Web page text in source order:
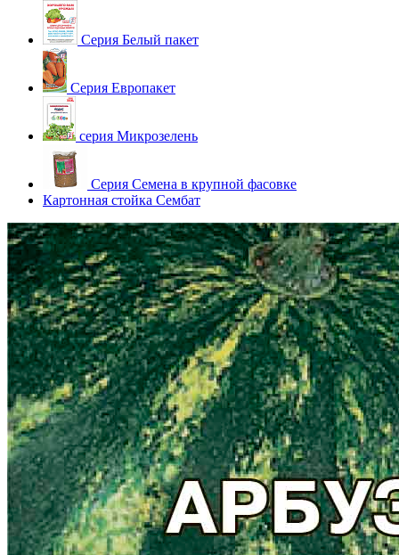
Серия Белый пакет
Серия Европакет
серия Микрозелень
Серия Семена в крупной фасовке
Картонная стойка Сембат